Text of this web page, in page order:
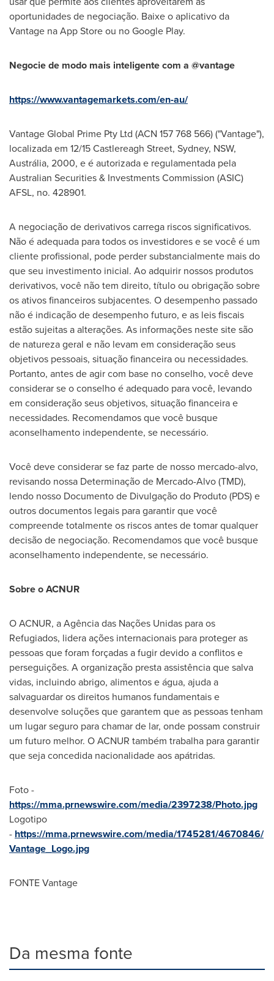
oportunidades de negociação. Baixe o aplicativo da
Vantage na App Store ou no Google Play.
Negocie de modo mais inteligente com a @vantage
https://www.vantagemarkets.com/en-au/
Vantage Global Prime Pty Ltd (ACN 157 768 566) ("Vantage"),
localizada em 12/15 Castlereagh Street, Sydney, NSW,
Austrália, 2000, e é autorizada e regulamentada pela
Australian Securities & Investments Commission (ASIC)
AFSL, no. 428901.
A negociação de derivativos carrega riscos significativos.
Não é adequada para todos os investidores e se você é um
cliente profissional, pode perder substancialmente mais do
que seu investimento inicial. Ao adquirir nossos produtos
derivativos, você não tem direito, título ou obrigação sobre
os ativos financeiros subjacentes. O desempenho passado
não é indicação de desempenho futuro, e as leis fiscais
estão sujeitas a alterações. As informações neste site são
de natureza geral e não levam em consideração seus
objetivos pessoais, situação financeira ou necessidades.
Portanto, antes de agir com base no conselho, você deve
considerar se o conselho é adequado para você, levando
em consideração seus objetivos, situação financeira e
necessidades. Recomendamos que você busque
aconselhamento independente, se necessário.
Você deve considerar se faz parte de nosso mercado-alvo,
revisando nossa Determinação de Mercado-Alvo (TMD),
lendo nosso Documento de Divulgação do Produto (PDS) e
outros documentos legais para garantir que você
compreende totalmente os riscos antes de tomar qualquer
decisão de negociação. Recomendamos que você busque
aconselhamento independente, se necessário.
Sobre o ACNUR
O ACNUR, a Agência das Nações Unidas para os
Refugiados, lidera ações internacionais para proteger as
pessoas que foram forçadas a fugir devido a conflitos e
perseguições. A organização presta assistência que salva
vidas, incluindo abrigo, alimentos e água, ajuda a
salvaguardar os direitos humanos fundamentais e
desenvolve soluções que garantem que as pessoas tenham
um lugar seguro para chamar de lar, onde possam construir
um futuro melhor. O ACNUR também trabalha para garantir
que seja concedida nacionalidade aos apátridas.
Foto -
https://mma.prnewswire.com/media/2397238/Photo.jpg
Logotipo
- https://mma.prnewswire.com/media/1745281/4670846/
Vantage_Logo.jpg
FONTE Vantage
Da mesma fonte